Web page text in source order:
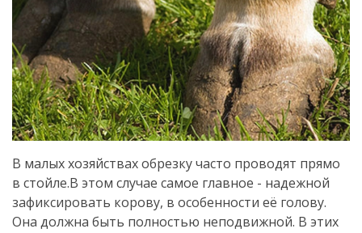
В малых хозяйствах обрезку часто проводят прямо
в стойле.В этом случае самое главное - надежной
зафиксировать корову, в особенности её голову.
Она должна быть полностью неподвижной. В этих